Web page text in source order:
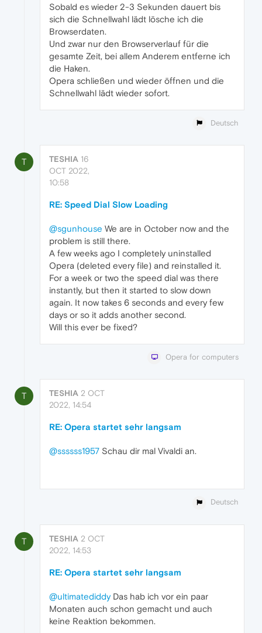
Sobald es wieder 2-3 Sekunden dauert bis
sich die Schnellwahl lädt lösche ich die
Browserdaten.
Und zwar nur den Browserverlauf für die
gesamte Zeit, bei allem Anderem entferne ich
die Haken.
Opera schließen und wieder öffnen und die
Schnellwahl lädt wieder sofort.
Deutsch
T TESHIA 16
OCT 2022,
10:58
RE: Speed Dial Slow Loading
@sgunhouse We are in October now and the
problem is still there.
A few weeks ago I completely uninstalled
Opera (deleted every file) and reinstalled it.
For a week or two the speed dial was there
instantly, but then it started to slow down
again. It now takes 6 seconds and every few
days or so it adds another second.
Will this ever be fixed?
Opera for computers
T TESHIA 2 OCT
2022, 14:54
RE: Opera startet sehr langsam
@ssssss1957 Schau dir mal Vivaldi an.
Deutsch
T TESHIA 2 OCT
2022, 14:53
RE: Opera startet sehr langsam
@ultimatediddyDas hab ich vor ein paar
Monaten auch schon gemacht und auch
keine Reaktion bekommen.